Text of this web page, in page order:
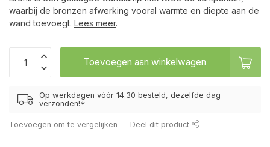
waarbij de bronzen afwerking vooral warmte en diepte aan de
wand toevoegt. Lees meer.
Toevoegen aan winkelwagen
Op werkdagen vóór 14.30 besteld, dezelfde dag
verzonden!*
Toevoegen om te vergelijken Deel dit product